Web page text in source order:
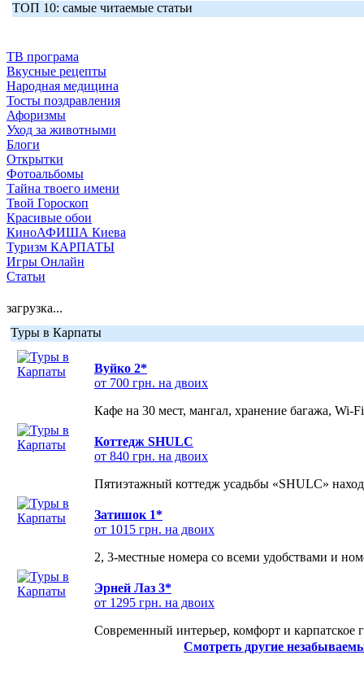
ТОП 10: самые читаемые статьи
ТВ програма
Вкусные рецепты
Народная медицина
Тосты поздравления
Афоризмы
Уход за животными
Блоги
Открытки
Фотоальбомы
Тайна твоего имени
Твой Гороскоп
Красивые обои
КиноАФИША Киева
Туризм КАРПАТЫ
Игры Онлайн
Статьи
загрузка...
Туры в Карпаты
Вуйко 2*
от 700 грн. на двоих
Кафе на 30 мест, мангал, хранение багажа, Wi-
Коттедж SHULC
от 840 грн. на двоих
Пятиэтажный коттедж усадьбы «SHULC»
Затишок 1*
от 1015 грн. на двоих
2, 3-местные номера со всеми удобствами и
Эрней Лаз 3*
от 1295 грн. на двоих
Современный интерьер, комфорт и карпатское
Смотреть другие